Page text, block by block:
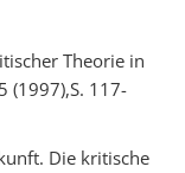
Theorie in
(1997),S. 117-
Die kritische